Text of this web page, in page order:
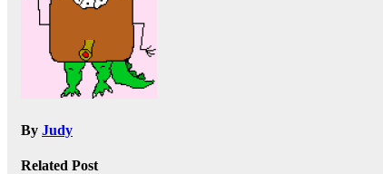
By Judy
Related Post